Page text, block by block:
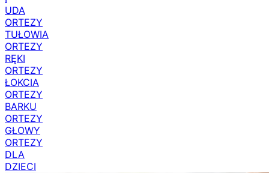
UDA
ORTEZY
TUŁOWIA
ORTEZY
RĘKI
ORTEZY
ŁOKCIA
ORTEZY
BARKU
ORTEZY
GŁOWY
ORTEZY
DLA
DZIECI